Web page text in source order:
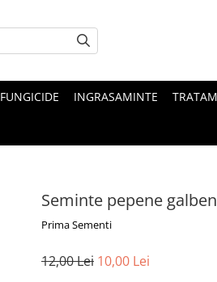
FUNGICIDE INGRASAMINTE
Seminte pepene
Prima Sementi
12,00 Lei 10,00 Lei